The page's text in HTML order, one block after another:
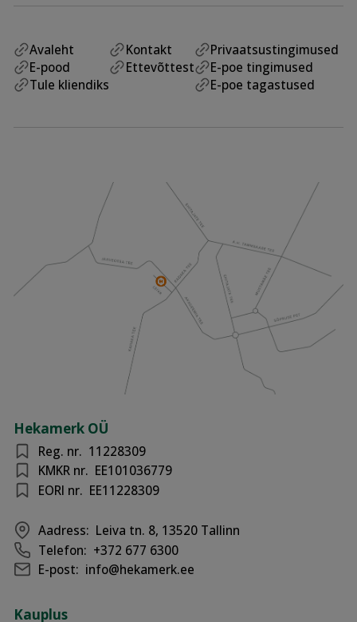
Avaleht
E-pood
Tule kliendiks
Kontakt
Ettevõttest
Privaatsustingimused
E-poe tingimused
E-poe tagastused
Hekamerk OÜ
Reg. nr. 11228309
KMKR nr. EE101036779
EORI nr. EE11228309
Aadress: Leiva tn. 8, 13520 Tallinn
Telefon: +372 677 6300
E-post: info@hekamerk.ee
Kauplus